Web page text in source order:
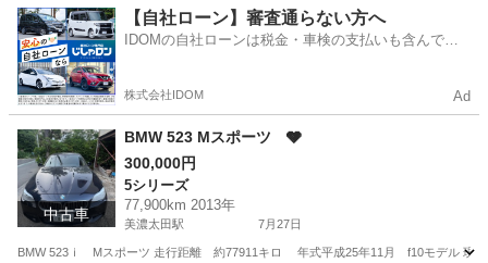
岐阜 美濃加茂市 美濃太田駅 ジムニー スズキジムニー
【自社ローン】審査通らない方へ
IDOMの自社ローンは税金・車検の支払いも含んでい
株式会社IDOM Ad
中古車
BMW 523 Mスポーツ 🩶
300,000円
5シリーズ
77,900km 2013年
美濃太田駅 7月27日
BMW 523ｉ Mスポーツ 走行距離 約77911キロ 年式平成25年11月 f10モデル 現在